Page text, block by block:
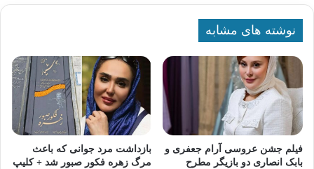
نوشته های مشابه
فیلم جشن عروسی آرام جعفری و
بابک انصاری دو بازیگر مطرح
بازداشت مرد جوانی که باعث
مرگ زهره فکور صبور شد + کلیپ